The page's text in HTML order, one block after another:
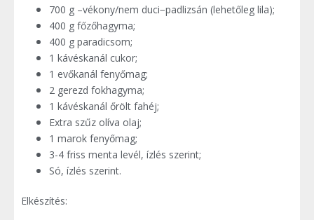
700 g –vékony/nem duci−padlizsán (lehetőleg lila);
400 g főzőhagyma;
400 g paradicsom;
1 kávéskanál cukor;
1 evőkanál fenyőmag;
2 gerezd fokhagyma;
1 kávéskanál őrölt fahéj;
Extra szűz olíva olaj;
1 marok fenyőmag;
3-4 friss menta levél, ízlés szerint;
Só, ízlés szerint.
Elkészítés: